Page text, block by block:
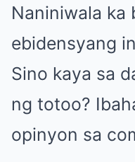
Naniniwala ka
ebidensyang
Sino kaya sa
ng totoo?
opinyon sa